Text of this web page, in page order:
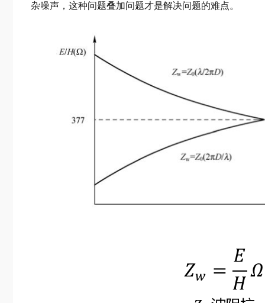
杂噪声，这种问题叠加问题才是解决问题的难点。